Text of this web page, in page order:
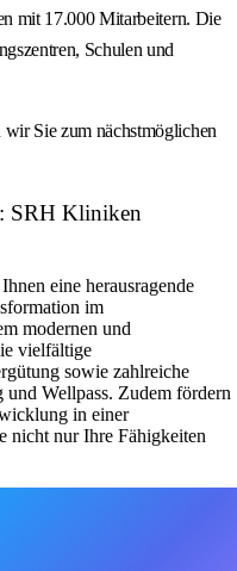
mit 17.000 Mitarbeitern. Die
Schulen und
Sie zum nächstmöglichen
SRH Kliniken
eine herausragende
im
modernen und
vielfältige
sowie zahlreiche
Wellpass. Zudem fördern
in einer
nicht nur Ihre Fähigkeiten